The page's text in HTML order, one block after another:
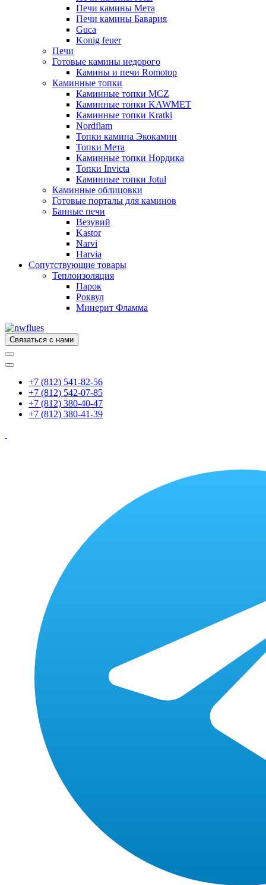
Печи камины Мета
Печи камины Бавария
Guca
Konig feuer
Печи
Готовые камины недорого
Камины и печи Romotop
Каминные топки
Каминные топки MCZ
Каминные топки KAWMET
Каминные топки Kratki
Nordflam
Топки камина Экокамин
Топки Мета
Каминные топки Нордика
Топки Invicta
Каминные топки Jotul
Каминные облицовки
Готовые порталы для каминов
Банные печи
Везувий
Kastor
Narvi
Harvia
Сопутствующие товары
Теплоизоляция
Парок
Роквул
Минерит Фламма
Связаться с нами
+7 (812) 541-82-56
+7 (812) 542-07-85
+7 (812) 380-40-47
+7 (812) 380-41-39